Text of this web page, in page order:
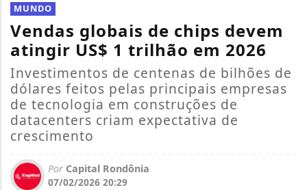
MUNDO
Vendas globais de chips devem
atingir US$ 1 trilhão em 2026
Investimentos de centenas de bilhões de
dólares feitos pelas principais empresas
de tecnologia em construções de
datacenters criam expectativa de
crescimento
Por Capital Rondônia
07/02/2026 20:29